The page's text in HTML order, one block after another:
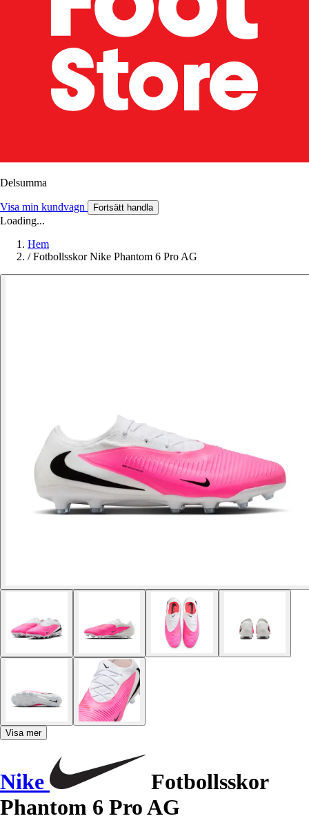
Delsumma
Visa min kundvagn Fortsätt handla
Loading...
Hem
/ Fotbollsskor Nike Phantom 6 Pro AG
Visa mer
Nike
Fotbollsskor
Phantom 6 Pro AG